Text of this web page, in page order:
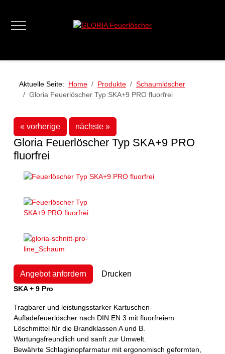
Mobile Menu Toggle
Aktuelle Seite: Home Produkte
Schaumlöscher
Gloria Feuerlöscher Typ SKA+9 PRO fluorfrei
« vorherige nächste »
Gloria Feuerlöscher Typ SKA+9 PRO
fluorfrei
Angebot anfordern Drucken
SKA + 9 Pro
Tragbarer und leistungsstarker Kartuschen-
Aufladefeuerlöscher nach DIN EN 3 mit fluorfreiem
Löschmittel für die Brandklassen A und B.
Wartungsfreundlich und sanft zur Umwelt.
Bewährte Schlagknopfarmatur mit ergonomisch geformten,